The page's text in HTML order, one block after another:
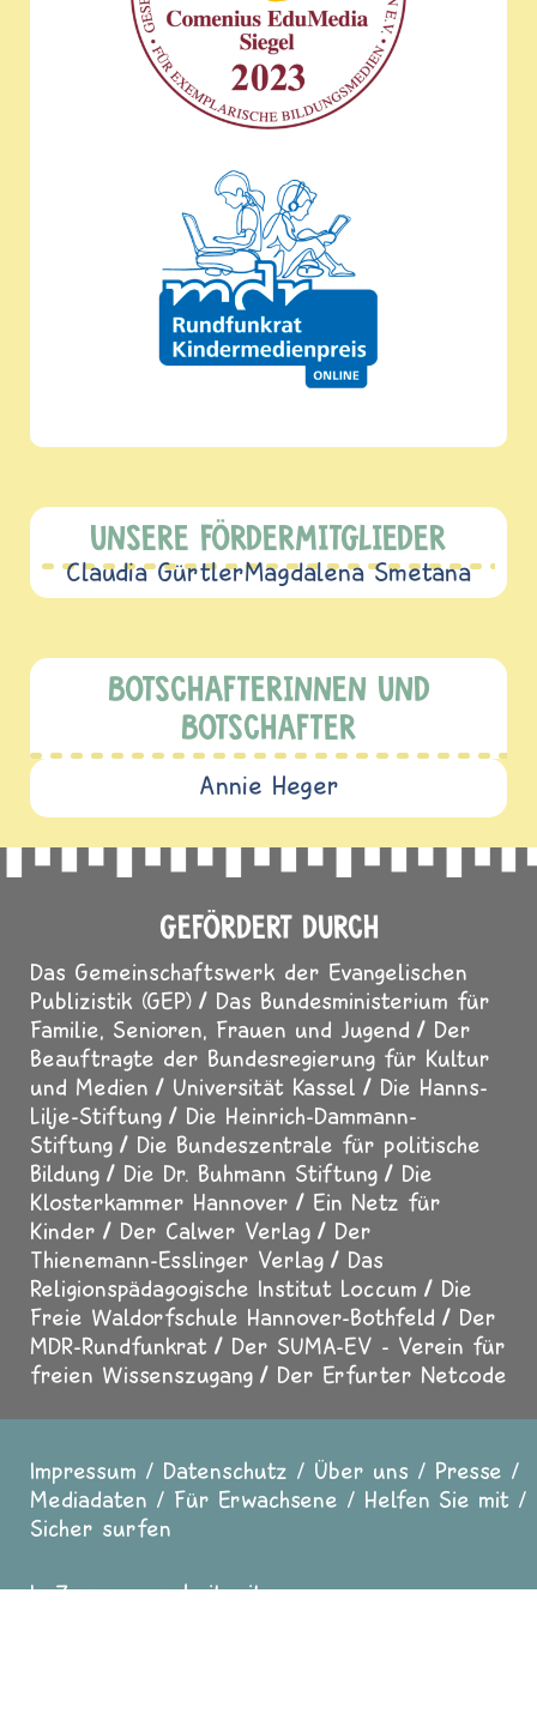
UNSERE FÖRDERMITGLIEDER
Claudia GürtlerMagdalena Smetana
BOTSCHAFTERINNEN UND
BOTSCHAFTER
Annie Heger
GEFÖRDERT DURCH
Das Gemeinschaftswerk der Evangelischen
Publizistik (GEP)
Das Bundesministerium für
Familie, Senioren, Frauen und Jugend
Der
Beauftragte der Bundesregierung für Kultur
und Medien
Universität Kassel
Die Hanns-
Lilje-Stiftung
Die Heinrich-Dammann-
Stiftung
Die Bundeszentrale für politische
Bildung
Die Dr. Buhmann Stiftung
Die
Klosterkammer Hannover
Ein Netz für
Kinder
Der Calwer Verlag
Der
Thienemann-Esslinger Verlag
Das
Religionspädagogische Institut Loccum
Die
Freie Waldorfschule Hannover-Bothfeld
Der
MDR-Rundfunkrat
Der SUMA-EV - Verein für
freien Wissenszugang
Der Erfurter Netcode
Fußzeile
Impressum Datenschutz Über uns
Presse
Mediadaten
Für Erwachsene
Helfen Sie mit
Sicher surfen
In Zusammenarbeit mit